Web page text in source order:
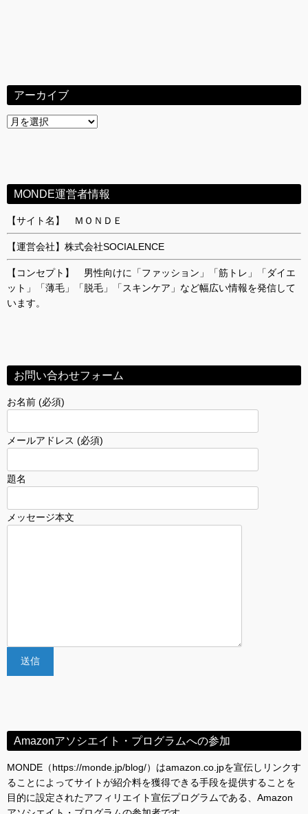
アーカイブ
ア
MONDE運営者情報
【サイト名】 ＭＯＮＤＥ
【運営会社】株式会社SOCIALENCE
【コンセプト】 男性向けに「ファッション」「筋トレ」「ダイエ
ット」「薄毛」「脱毛」「スキンケア」など幅広い情報を発信して
います。
お問い合わせフォーム
お名前 (必須)
メールアドレス (必須)
題名
メッセージ本文
Amazonアソシエイト・プログラムへの参加
MONDE（https://monde.jp/blog/）はamazon.co.jpを宣伝しリンクす
ることによってサイトが紹介料を獲得できる手段を提供することを
目的に設定されたアフィリエイト宣伝プログラムである、Amazon